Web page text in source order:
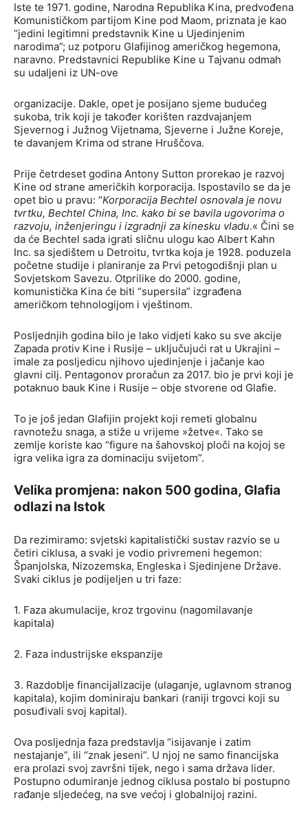
Iste te 1971. godine, Narodna Republika Kina, predvođena
Komunističkom partijom Kine pod Maom, priznata je kao
“jedini legitimni predstavnik Kine u Ujedinjenim
narodima”; uz potporu Glafijinog američkog hegemona,
naravno. Predstavnici Republike Kine u Tajvanu odmah
su udaljeni iz UN-ove
organizacije. Dakle, opet je posijano sjeme budućeg
sukoba, trik koji je također korišten razdvajanjem
Sjevernog i Južnog Vijetnama, Sjeverne i Južne Koreje,
te davanjem Krima od strane Hruščova.
Prije četrdeset godina Antony Sutton prorekao je razvoj
Kine od strane američkih korporacija. Ispostavilo se da je
opet bio u pravu: “Korporacija Bechtel osnovala je novu
tvrtku, Bechtel China, Inc. kako bi se bavila ugovorima o
razvoju, inženjeringu i izgradnji za kinesku vladu.« Čini se
da će Bechtel sada igrati sličnu ulogu kao Albert Kahn
Inc. sa sjedištem u Detroitu, tvrtka koja je 1928. poduzela
početne studije i planiranje za Prvi petogodišnji plan u
Sovjetskom Savezu. Otprilike do 2000. godine,
komunistička Kina će biti “supersila” izgrađena
američkom tehnologijom i vještinom.
Posljednjih godina bilo je lako vidjeti kako su sve akcije
Zapada protiv Kine i Rusije – uključujući rat u Ukrajini –
imale za posljedicu njihovo ujedinjenje i jačanje kao
glavni cilj. Pentagonov proračun za 2017. bio je prvi koji je
potaknuo bauk Kine i Rusije – obje stvorene od Glafie.
To je još jedan Glafijin projekt koji remeti globalnu
ravnotežu snaga, a stiže u vrijeme »žetve«. Tako se
zemlje koriste kao “figure na šahovskoj ploči na kojoj se
igra velika igra za dominaciju svijetom”.
Velika promjena: nakon 500 godina, Glafia
odlazi na Istok
Da rezimiramo: svjetski kapitalistički sustav razvio se u
četiri ciklusa, a svaki je vodio privremeni hegemon:
Španjolska, Nizozemska, Engleska i Sjedinjene Države.
Svaki ciklus je podijeljen u tri faze:
1. Faza akumulacije, kroz trgovinu (nagomilavanje
kapitala)
2. Faza industrijske ekspanzije
3. Razdoblje financijalizacije (ulaganje, uglavnom stranog
kapitala), kojim dominiraju bankari (raniji trgovci koji su
posuđivali svoj kapital).
Ova posljednja faza predstavlja “isijavanje i zatim
nestajanje”, ili “znak jeseni”. U njoj ne samo financijska
era prolazi svoj završni tijek, nego i sama država lider.
Postupno odumiranje jednog ciklusa postalo bi postupno
rađanje sljedećeg, na sve većoj i globalnijoj razini.